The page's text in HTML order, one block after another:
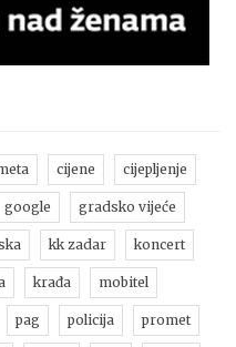
cijene cijepljenje
google gradsko vijeće
kk zadar koncert
krađa mobitel
pag policija promet